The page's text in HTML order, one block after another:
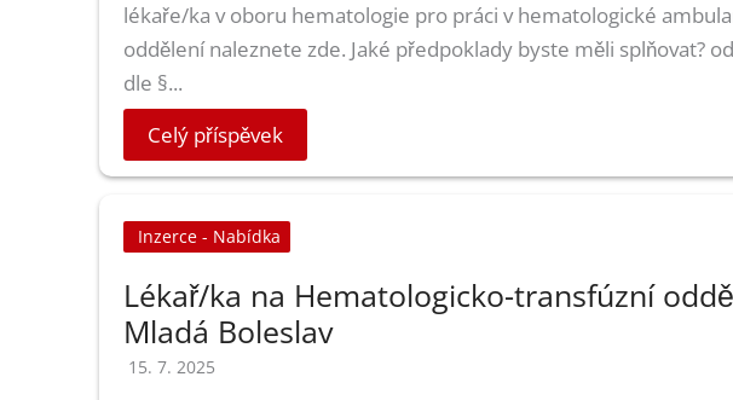
lékaře/ka v oboru hematologie pro práci v hematologické
oddělení naleznete zde. Jaké předpoklady byste měli splňovat?
dle §...
Celý příspěvek
Inzerce - Nabídka
Lékař/ka na Hematologicko-transfúzní
Mladá Boleslav
15. 7. 2025